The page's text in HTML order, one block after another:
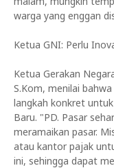
warga yang enggan
Ketua GNI: Perlu
Ketua Gerakan
S.Kom, menilai
langkah konkret
Baru. "PD. Pasar
meramaikan pasar.
atau kantor pajak
ini, sehingga dapat